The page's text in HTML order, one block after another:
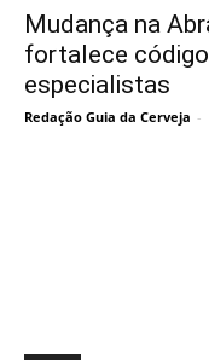
Mudança na
fortalece
especialistas
Redação Guia da Cerveja -